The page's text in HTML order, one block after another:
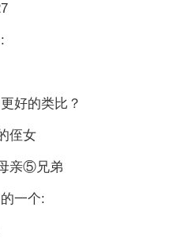
好的类比？
侄女
亲⑤兄弟
一个: